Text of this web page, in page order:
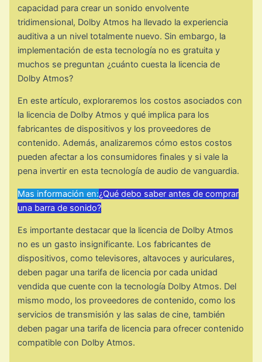
capacidad para crear un sonido envolvente
tridimensional, Dolby Atmos ha llevado la experiencia
auditiva a un nivel totalmente nuevo. Sin embargo, la
implementación de esta tecnología no es gratuita y
muchos se preguntan ¿cuánto cuesta la licencia de
Dolby Atmos?
En este artículo, exploraremos los costos asociados con
la licencia de Dolby Atmos y qué implica para los
fabricantes de dispositivos y los proveedores de
contenido. Además, analizaremos cómo estos costos
pueden afectar a los consumidores finales y si vale la
pena invertir en esta tecnología de audio de vanguardia.
Mas información en:¿Qué debo saber antes de comprar
una barra de sonido?
Es importante destacar que la licencia de Dolby Atmos
no es un gasto insignificante. Los fabricantes de
dispositivos, como televisores, altavoces y auriculares,
deben pagar una tarifa de licencia por cada unidad
vendida que cuente con la tecnología Dolby Atmos. Del
mismo modo, los proveedores de contenido, como los
servicios de transmisión y las salas de cine, también
deben pagar una tarifa de licencia para ofrecer contenido
compatible con Dolby Atmos.